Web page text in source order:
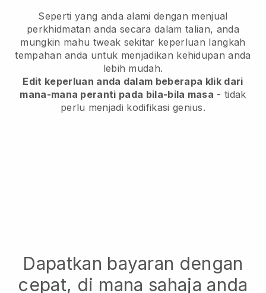
Seperti yang anda alami dengan menjual
perkhidmatan anda secara dalam talian, anda
mungkin mahu tweak sekitar keperluan langkah
tempahan anda untuk menjadikan kehidupan anda
lebih mudah.
Edit keperluan anda dalam beberapa klik dari
mana-mana peranti pada bila-bila masa - tidak
perlu menjadi kodifikasi genius.
Dapatkan bayaran dengan
cepat, di mana sahaja anda